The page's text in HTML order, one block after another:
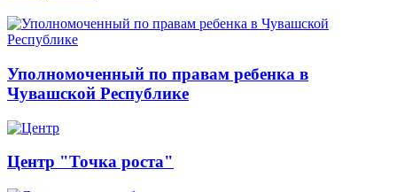
Уполномоченный по правам ребенка в
Чувашской Республике
Центр "Точка роста"